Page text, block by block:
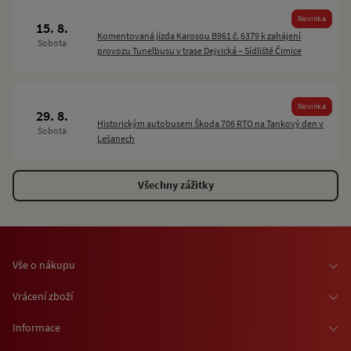
15. 8.
Sobota
Novinka
Komentovaná jízda Karosou B961 č. 6379 k zahájení
provozu Tunelbusu v trase Dejvická – Sídliště Čimice
29. 8.
Sobota
Novinka
Historickým autobusem Škoda 706 RTO na Tankový den v
Lešanech
Všechny zážitky
Vše o nákupu
Vrácení zboží
Informace